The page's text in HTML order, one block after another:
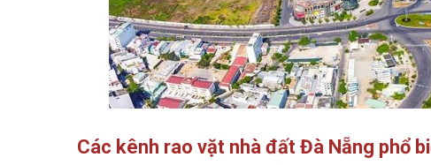
Các kênh rao vặt nhà đất Đà Nẵng phổ